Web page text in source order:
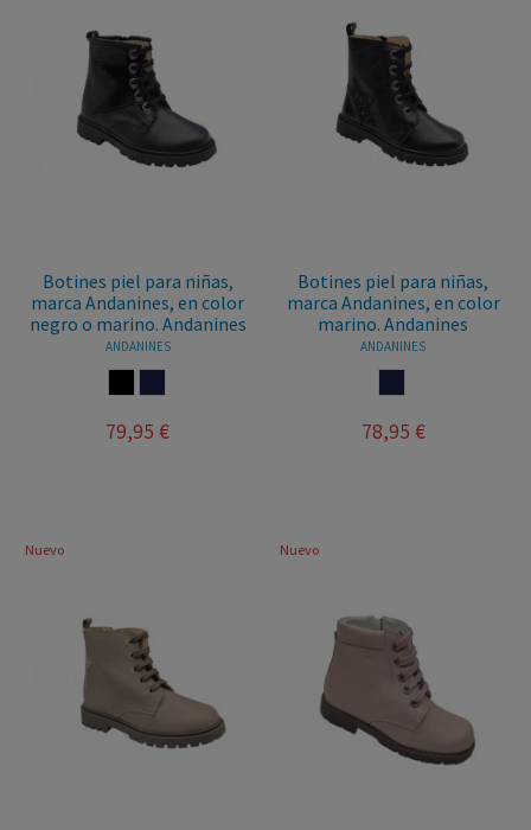
Botines piel para niñas,
marca Andanines, en color
negro o marino. Andanines
ANDANINES
79,95 €
Botines piel para niñas,
marca Andanines, en color
marino. Andanines
ANDANINES
78,95 €
Nuevo Nuevo